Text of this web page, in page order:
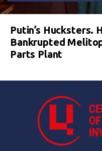
Putin’s Hucksters.
Bankrupted
Parts Plant